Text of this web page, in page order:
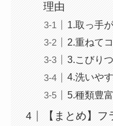
理由
1.取っ手
2.重ねて
3.こびり
4.洗いや
5.種類豊富
【まとめ】